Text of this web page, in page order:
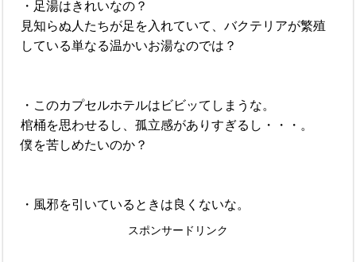
・足湯はきれいなの？
見知らぬ人たちが足を入れていて、バクテリアが繁殖
している単なる温かいお湯なのでは？
・このカプセルホテルはビビッてしまうな。
棺桶を思わせるし、孤立感がありすぎるし・・・。
僕を苦しめたいのか？
・風邪を引いているときは良くないな。
スポンサードリンク